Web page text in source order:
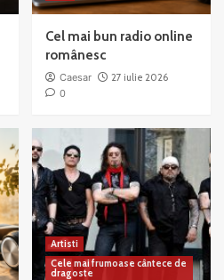
Cel mai bun radio online
românesc
Caesar
27 iulie 2026
0
Artisti
Cele mai frumoase cântece de
dragoste